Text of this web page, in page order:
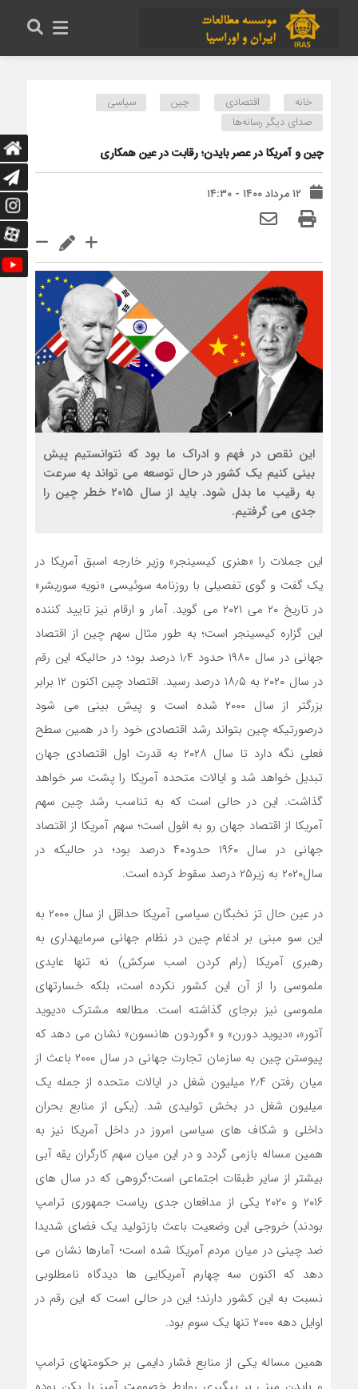
خانه اقتصادی چین
سیاسی
صدای دیگر رسانه‌ها
چین و آمریکا در عصر بایدن؛ رقابت در عین همکاری
۱۲ مرداد ۱۴۰۰ - ۱۴:۳۰
این نقص در فهم و ادراک ما بود که نتوانستیم پیش
بینی کنیم یک کشور در حال توسعه می تواند به سرعت
به رقیب ما بدل شود. باید از سال ۲۰۱۵ خطر چین را
جدی می گرفتیم.
این جملات را «هنری کیسینجر» وزیر خارجه اسبق آمریکا در
یک گفت و گوی تفصیلی با روزنامه سوئیسی «نویه سوریشر»
در تاریخ ۲۰ می ۲۰۲۱ می گوید. آمار و ارقام نیز تایید کننده
این گزاره کیسینجر است؛ به طور مثال سهم چین از اقتصاد
جهانی در سال ۱۹۸۰ حدود ۱٫۴ درصد بود؛ در حالی­که این رقم
در سال ۲۰۲۰ به ۱۸٫۵ درصد رسید. اقتصاد چین اکنون ۱۲ برابر
بزرگتر از سال ۲۰۰۰ شده است و پیش بینی می شود
درصورتی­که چین بتواند رشد اقتصادی خود را در همین سطح
فعلی نگه دارد تا سال ۲۰۲۸ به قدرت اول اقتصادی جهان
تبدیل خواهد شد و ایالات متحده آمریکا را پشت سر خواهد
گذاشت. این در حالی­ است که به تناسب رشد چین سهم
آمریکا از اقتصاد جهان رو به افول است؛ سهم آمریکا از اقتصاد
جهانی در سال ۱۹۶۰ حدود۴۰ درصد بود؛ در حالی­که در
سال۲۰۲۰ به زیر۲۵ درصد سقوط کرده است.
در عین حال تز نخبگان سیاسی آمریکا حداقل از سال ۲۰۰۰ به
این سو مبنی بر ادغام چین در نظام جهانی سرمایه­داری به
رهبری آمریکا (رام کردن اسب سرکش) نه تنها عایدی
ملموسی را از آن این کشور نکرده است، بلکه خسارت­های
ملموسی نیز برجای گذاشته است. مطالعه مشترک «دیوید
آتور»، «دیوید دورن» و «گوردون هانسون» نشان می دهد که
پیوستن چین به سازمان تجارت جهانی در سال ۲۰۰۰ باعث از
میان رفتن ۲٫۴ میلیون شغل در ایالات متحده از جمله یک
میلیون شغل در بخش تولیدی شد. (یکی از منابع بحران
داخلی و شکاف های سیاسی امروز در داخل آمریکا نیز به
همین مساله بازمی گردد و در این میان سهم کارگران یقه آبی
بیشتر از سایر طبقات اجتماعی است؛گروهی که در سال های
۲۰۱۶ و ۲۰۲۰ یکی از مدافعان جدی ریاست جمهوری ترامپ
بودند) خروجی این وضعیت باعث بازتولید یک فضای شدیدا
ضد چینی در میان مردم آمریکا شده است؛ آمارها نشان می
دهد که اکنون سه چهارم آمریکایی ها دیدگاه نامطلوبی
نسبت به این کشور دارند؛ این در حالی­ است که این رقم در
اوایل دهه ۲۰۰۰ تنها یک سوم بود.
همین مساله یکی از منابع فشار دایمی بر حکومت­های ترامپ